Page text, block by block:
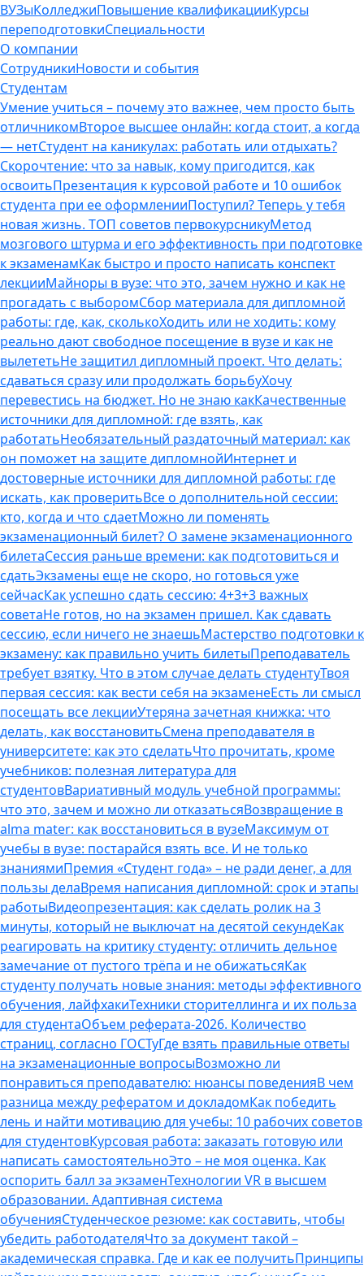
ВУЗыКолледжиПовышение квалификацииКурсы
переподготовкиСпециальности
О компании
СотрудникиНовости и события
Студентам
Умение учиться – почему это важнее, чем просто быть
отличникомВторое высшее онлайн: когда стоит, а когда
— нетСтудент на каникулах: работать или отдыхать?
Скорочтение: что за навык, кому пригодится, как
освоитьПрезентация к курсовой работе и 10 ошибок
студента при ее оформленииПоступил? Теперь у тебя
новая жизнь. ТОП советов первокурсникуМетод
мозгового штурма и его эффективность при подготовке
к экзаменамКак быстро и просто написать конспект
лекцииМайноры в вузе: что это, зачем нужно и как не
прогадать с выборомСбор материала для дипломной
работы: где, как, сколькоХодить или не ходить: кому
реально дают свободное посещение в вузе и как не
вылететьНе защитил дипломный проект. Что делать:
сдаваться сразу или продолжать борьбуХочу
перевестись на бюджет. Но не знаю какКачественные
источники для дипломной: где взять, как
работатьНеобязательный раздаточный материал: как
он поможет на защите дипломнойИнтернет и
достоверные источники для дипломной работы: где
искать, как проверитьВсе о дополнительной сессии:
кто, когда и что сдаетМожно ли поменять
экзаменационный билет? О замене экзаменационного
билетаСессия раньше времени: как подготовиться и
сдатьЭкзамены еще не скоро, но готовься уже
сейчасКак успешно сдать сессию: 4+3+3 важных
советаНе готов, но на экзамен пришел. Как сдавать
сессию, если ничего не знаешьМастерство подготовки к
экзамену: как правильно учить билетыПреподаватель
требует взятку. Что в этом случае делать студентуТвоя
первая сессия: как вести себя на экзаменеЕсть ли смысл
посещать все лекцииУтеряна зачетная книжка: что
делать, как восстановитьСмена преподавателя в
университете: как это сделатьЧто прочитать, кроме
учебников: полезная литература для
студентовВариативный модуль учебной программы:
что это, зачем и можно ли отказатьсяВозвращение в
alma mater: как восстановиться в вузеМаксимум от
учебы в вузе: постарайся взять все. И не только
знаниямиПремия «Студент года» – не ради денег, а для
пользы делаВремя написания дипломной: срок и этапы
работыВидеопрезентация: как сделать ролик на 3
минуты, который не выключат на десятой секундеКак
реагировать на критику студенту: отличить дельное
замечание от пустого трёпа и не обижатьсяКак
студенту получать новые знания: методы эффективного
обучения, лайфхакиТехники сторителлинга и их польза
для студентаОбъем реферата-2026. Количество
страниц, согласно ГОСТуГде взять правильные ответы
на экзаменационные вопросыВозможно ли
понравиться преподавателю: нюансы поведенияВ чем
разница между рефератом и докладомКак победить
лень и найти мотивацию для учебы: 10 рабочих советов
для студентовКурсовая работа: заказать готовую или
написать самостоятельноЭто – не моя оценка. Как
оспорить балл за экзаменТехнологии VR в высшем
образовании. Адаптивная система
обученияСтуденческое резюме: как составить, чтобы
убедить работодателяЧто за документ такой –
академическая справка. Где и как ее получитьПринципы